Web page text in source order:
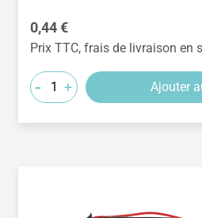
Prix régulier :
0,44 €
Prix TTC, frais de livraison en
- + Ajouter